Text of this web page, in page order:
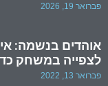
פברואר 19, 2026
אוהדים בנשמה:
לצפייה במשחק
פברואר 13, 2022